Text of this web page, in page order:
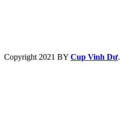
Copyright 2021 BY Cup Vinh Dự.